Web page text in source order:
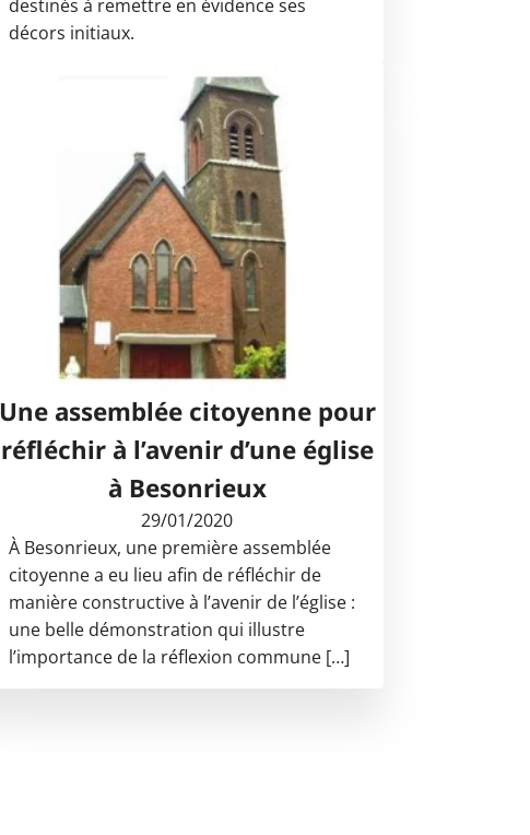
destinés à remettre en évidence ses
décors initiaux.
Une assemblée citoyenne pour
réfléchir à l’avenir d’une église
à Besonrieux
29/01/2020
À Besonrieux, une première assemblée
citoyenne a eu lieu afin de réfléchir de
manière constructive à l’avenir de l’église :
une belle démonstration qui illustre
l’importance de la réflexion commune […]